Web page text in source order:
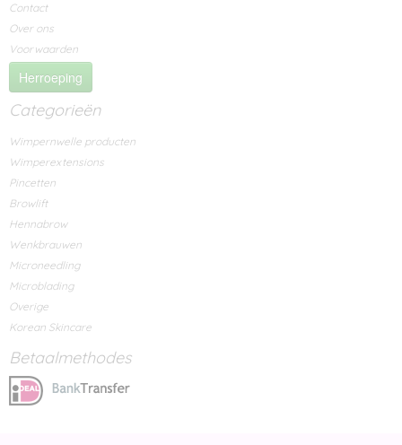
Contact
Over ons
Voorwaarden
Herroeping
Categorieën
Wimpernwelle producten
Wimperextensions
Pincetten
Browlift
Hennabrow
Wenkbrauwen
Microneedling
Microblading
Overige
Korean Skincare
Betaalmethodes